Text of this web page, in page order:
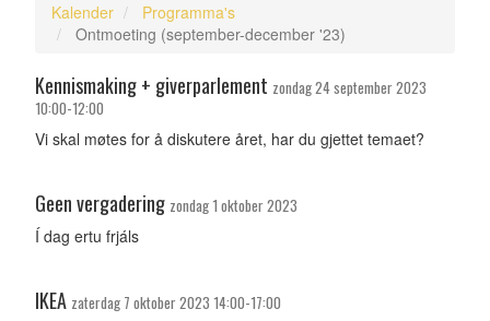
Kalender
Programma's
Ontmoeting (september-december '23)
Kennismaking + giverparlement zondag 24 september 2023
10:00-12:00
Vi skal møtes for å diskutere året, har du gjettet temaet?
Geen vergadering zondag 1 oktober 2023
Í dag ertu frjáls
IKEA zaterdag 7 oktober 2023 14:00-17:00